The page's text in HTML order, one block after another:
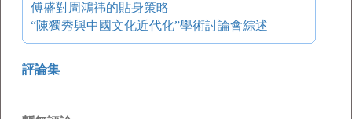
傅盛對周鴻祎的貼身策略
“陳獨秀與中國文化近代化”學術討論會綜述
評論集